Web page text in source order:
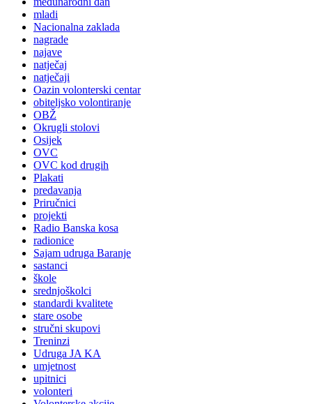
mladi
Nacionalna zaklada
nagrade
najave
natječaj
natječaji
Oazin volonterski centar
obiteljsko volontiranje
OBŽ
Okrugli stolovi
Osijek
OVC
OVC kod drugih
Plakati
predavanja
Priručnici
projekti
Radio Banska kosa
radionice
Sajam udruga Baranje
sastanci
škole
srednjoškolci
standardi kvalitete
stare osobe
stručni skupovi
Treninzi
Udruga JA KA
umjetnost
upitnici
volonteri